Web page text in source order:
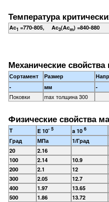
Температура
Ac1 =770-805, Ac3(Acm) =840-880
Механические свойства
Сортамент Размер
-
мм -
Поковки max толщина 300
Физические свойства
T E 10- 5 a 10 6
Град
МПа 1/Град
20
2.16
100
2.14 10.9
200
2.1 12
300
2.05 12.7
400
1.97 13.65
500
1.86 13.72